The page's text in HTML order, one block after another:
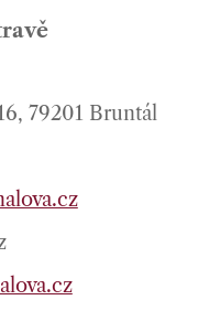
79201 Bruntál